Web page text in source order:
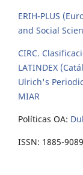
ERIH-PLUS
and Social
CIRC.
LATINDEX
Ulrich's
MIAR
Políticas OA:
ISSN: 1885-9089